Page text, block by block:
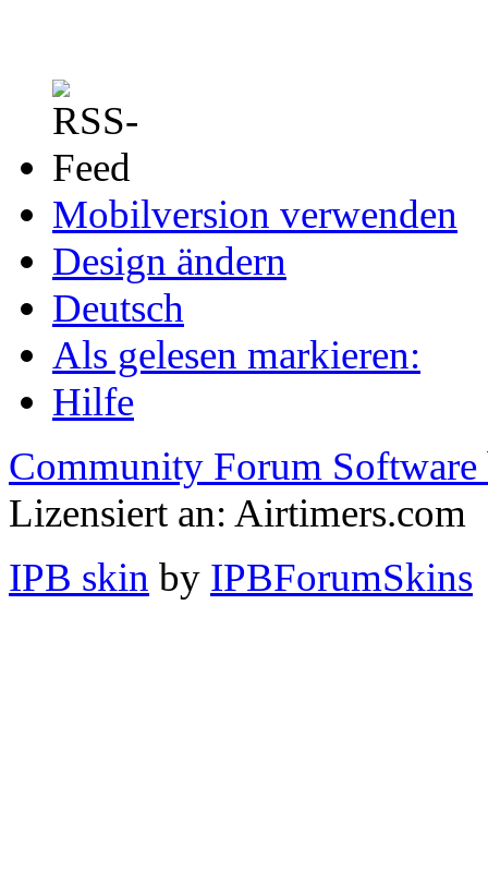
Mobilversion verwenden
Design ändern
Deutsch
Als gelesen markieren:
Hilfe
Community Forum Software
Lizensiert an: Airtimers.com
IPB skin by IPBForumSkins